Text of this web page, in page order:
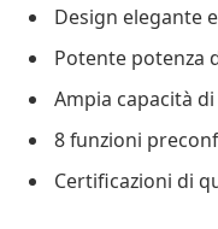
Design elegante
Potente potenza
Ampia capacità
8 funzioni
Certificazioni di